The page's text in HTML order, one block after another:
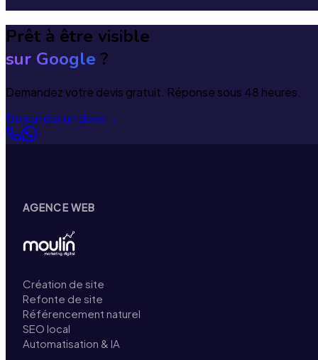
Prêt à être visible
sur Google ?
Demandez votre devis gratuit. Réponse sous 48 heures.
Demander un devis→
AGENCE WEB
Création de site
Refonte de site
Référencement naturel
SEO local
Automatisation & IA